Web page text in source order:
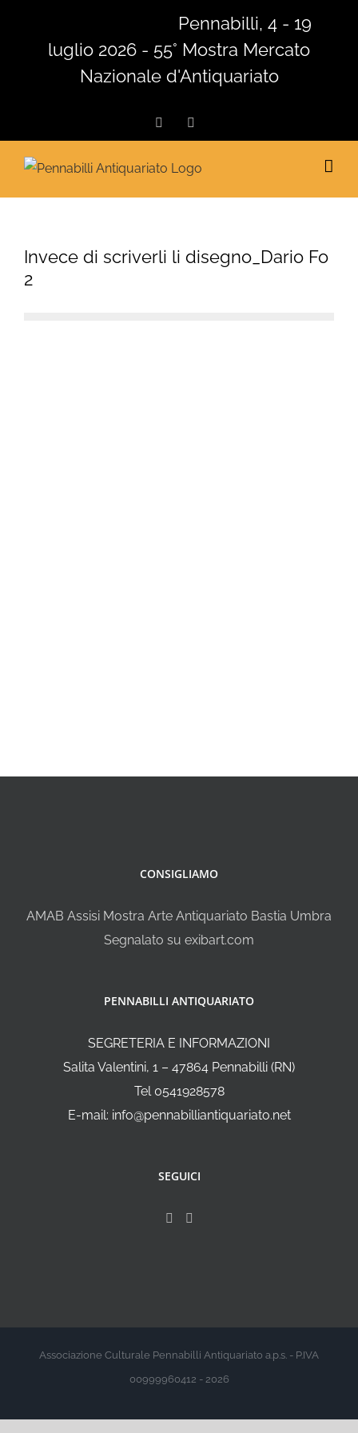
contenuto
Pennabilli, 4 - 19
luglio 2026 - 55° Mostra Mercato
Nazionale d'Antiquariato
Facebook
Invece di scriverli li disegno_Dario Fo
2
CONSIGLIAMO
AMAB Assisi Mostra Arte Antiquariato Bastia Umbra
Segnalato su exibart.com
PENNABILLI ANTIQUARIATO
SEGRETERIA E INFORMAZIONI
Salita Valentini, 1 – 47864 Pennabilli (RN)
Tel 0541928578
E-mail: info@pennabilliantiquariato.net
SEGUICI
Associazione Culturale Pennabilli Antiquariato a.p.s. - P.IVA
00999960412 - 2026